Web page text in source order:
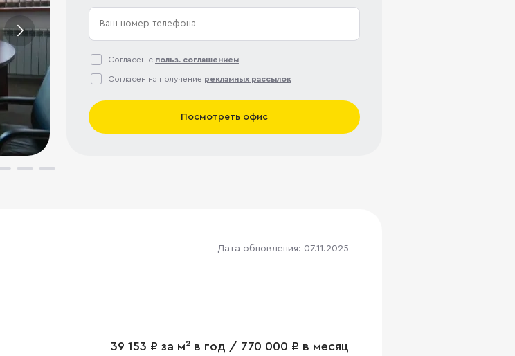
Согласен с польз. соглашением
Согласен на получение рекламных рассылок
Посмотреть офис
Дата обновления: 07.11.2025
39 153 ₽ за м² в год / 770 000 ₽ в месяц